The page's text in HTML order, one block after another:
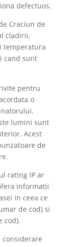
defectuos.
Craciun de
cladirii,
temperatura
cand sunt
pentru
o
lumini sunt
Acest
de
rating IP ar
informatii
in ceea ce
de cod) si
cod).